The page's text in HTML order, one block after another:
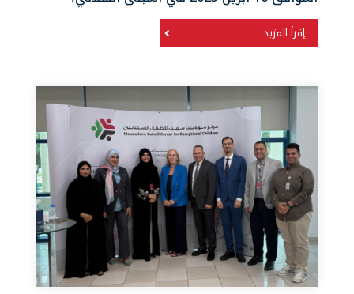
إقرأ المزيد